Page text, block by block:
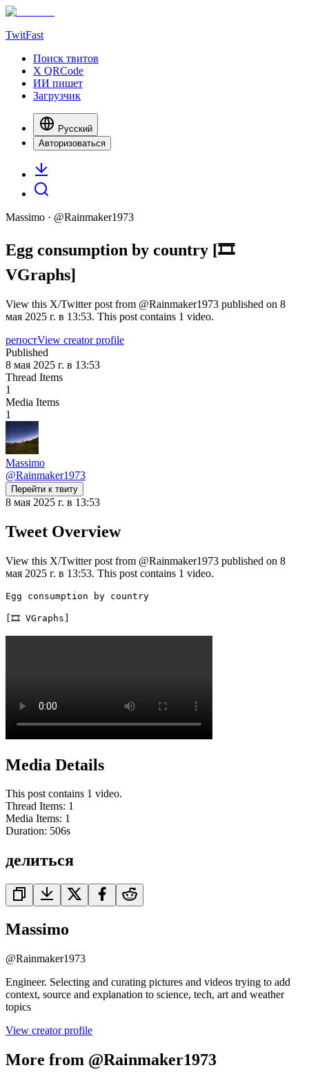
TwitFast
Поиск твитов
X QRCode
ИИ пишет
Загрузчик
Русский
Авторизоваться
Massimo · @Rainmaker1973
Egg consumption by country [🎞️
VGraphs]
View this X/Twitter post from @Rainmaker1973 published on 8
мая 2025 г. в 13:53. This post contains 1 video.
репостView creator profile
Published
8 мая 2025 г. в 13:53
Thread Items
1
Media Items
1
Massimo
@Rainmaker1973
Перейти к твиту
8 мая 2025 г. в 13:53
Tweet Overview
View this X/Twitter post from @Rainmaker1973 published on 8
мая 2025 г. в 13:53. This post contains 1 video.
Egg consumption by country
Media Details
This post contains 1 video.
Thread Items: 1
Media Items: 1
Duration: 506s
делиться
Massimo
@Rainmaker1973
Engineer. Selecting and curating pictures and videos trying to add
context, source and explanation to science, tech, art and weather
topics
View creator profile
More from @Rainmaker1973